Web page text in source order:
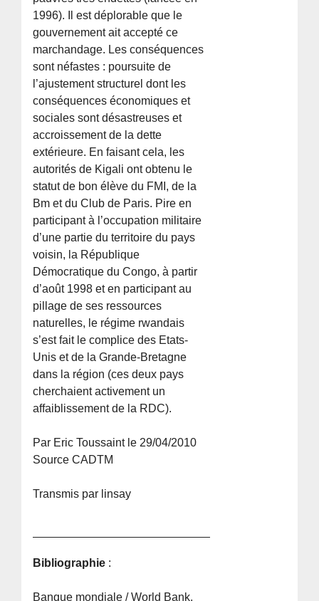
1996). Il est déplorable que le
gouvernement ait accepté ce
marchandage. Les conséquences
sont néfastes : poursuite de
l’ajustement structurel dont les
conséquences économiques et
sociales sont désastreuses et
accroissement de la dette
extérieure. En faisant cela, les
autorités de Kigali ont obtenu le
statut de bon élève du FMI, de la
Bm et du Club de Paris. Pire en
participant à l’occupation militaire
d’une partie du territoire du pays
voisin, la République
Démocratique du Congo, à partir
d’août 1998 et en participant au
pillage de ses ressources
naturelles, le régime rwandais
s’est fait le complice des Etats-
Unis et de la Grande-Bretagne
dans la région (ces deux pays
cherchaient activement un
affaiblissement de la RDC).
Par Eric Toussaint le 29/04/2010
Source CADTM
Transmis par linsay
Bibliographie :
Banque mondiale / World Bank.